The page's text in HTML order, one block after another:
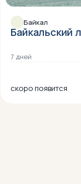
Байкал
Байкальский
7 дней
скоро появится